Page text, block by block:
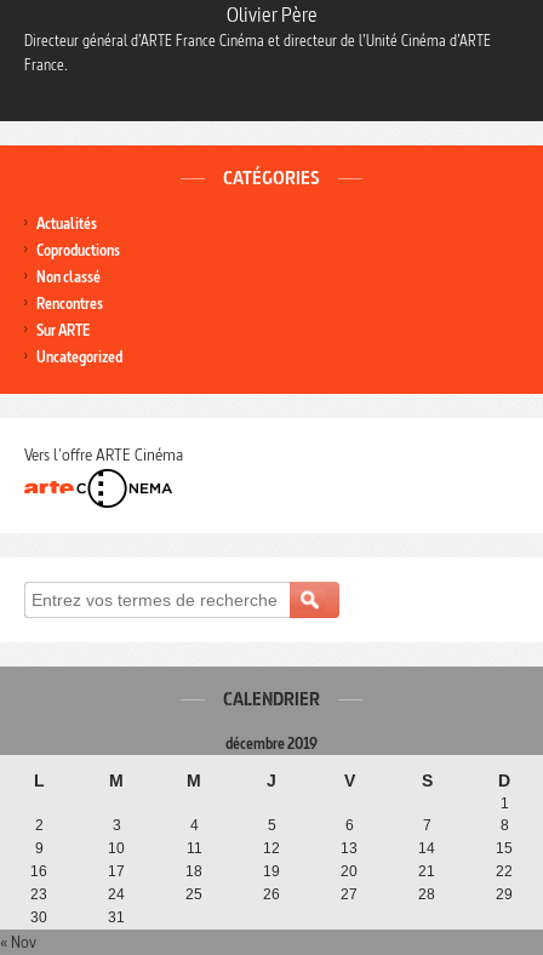
Olivier Père
Directeur général d’ARTE France Cinéma et directeur de l’Unité Cinéma d’ARTE
France.
CATÉGORIES
Actualités
Coproductions
Non classé
Rencontres
Sur ARTE
Uncategorized
Vers l'offre ARTE Cinéma
CALENDRIER
décembre 2019
L M M J V S D
1
2
3 4 5 6 7
8
9
10 11 12 13 14
15
16
17 18 19 20 21
22
23
24 25 26 27 28
29
30
31
« Nov